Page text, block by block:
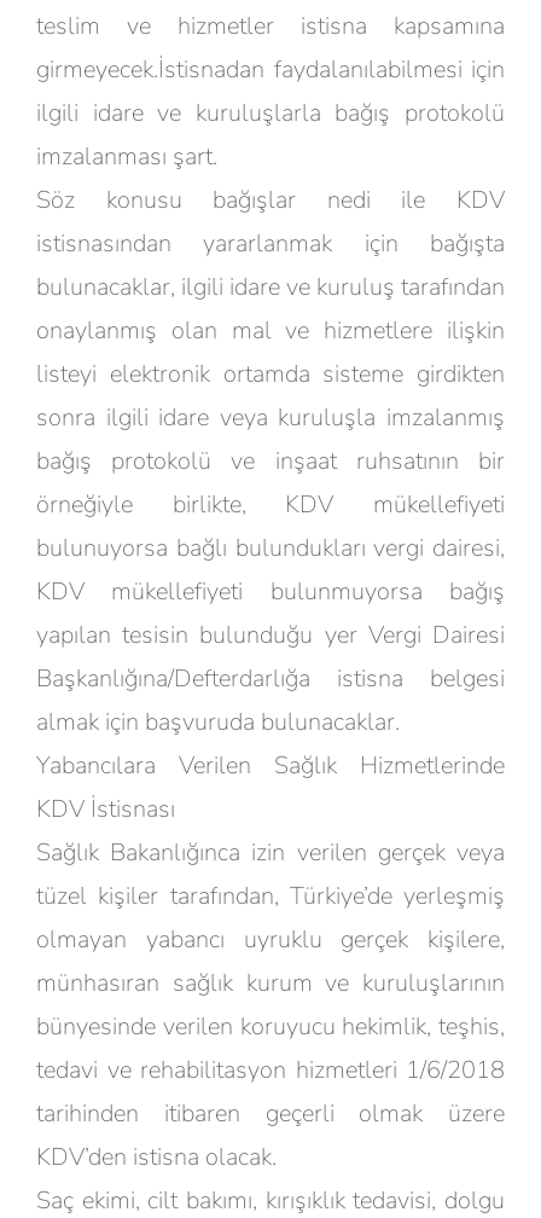
teslim ve hizmetler istisna kapsamına
girmeyecek.İstisnadan faydalanılabilmesi için
ilgili idare ve kuruluşlarla bağış protokolü
imzalanması şart.
Söz konusu bağışlar nedi ile KDV
istisnasından yararlanmak için bağışta
bulunacaklar, ilgili idare ve kuruluş tarafından
onaylanmış olan mal ve hizmetlere ilişkin
listeyi elektronik ortamda sisteme girdikten
sonra ilgili idare veya kuruluşla imzalanmış
bağış protokolü ve inşaat ruhsatının bir
örneğiyle birlikte, KDV mükellefiyeti
bulunuyorsa bağlı bulundukları vergi dairesi,
KDV mükellefiyeti bulunmuyorsa bağış
yapılan tesisin bulunduğu yer Vergi Dairesi
Başkanlığına/Defterdarlığa istisna belgesi
almak için başvuruda bulunacaklar.
Yabancılara Verilen Sağlık Hizmetlerinde
KDV İstisnası
Sağlık Bakanlığınca izin verilen gerçek veya
tüzel kişiler tarafından, Türkiye’de yerleşmiş
olmayan yabancı uyruklu gerçek kişilere,
münhasıran sağlık kurum ve kuruluşlarının
bünyesinde verilen koruyucu hekimlik, teşhis,
tedavi ve rehabilitasyon hizmetleri 1/6/2018
tarihinden itibaren geçerli olmak üzere
KDV’den istisna olacak.
Saç ekimi, cilt bakımı, kırışıklık tedavisi, dolgu